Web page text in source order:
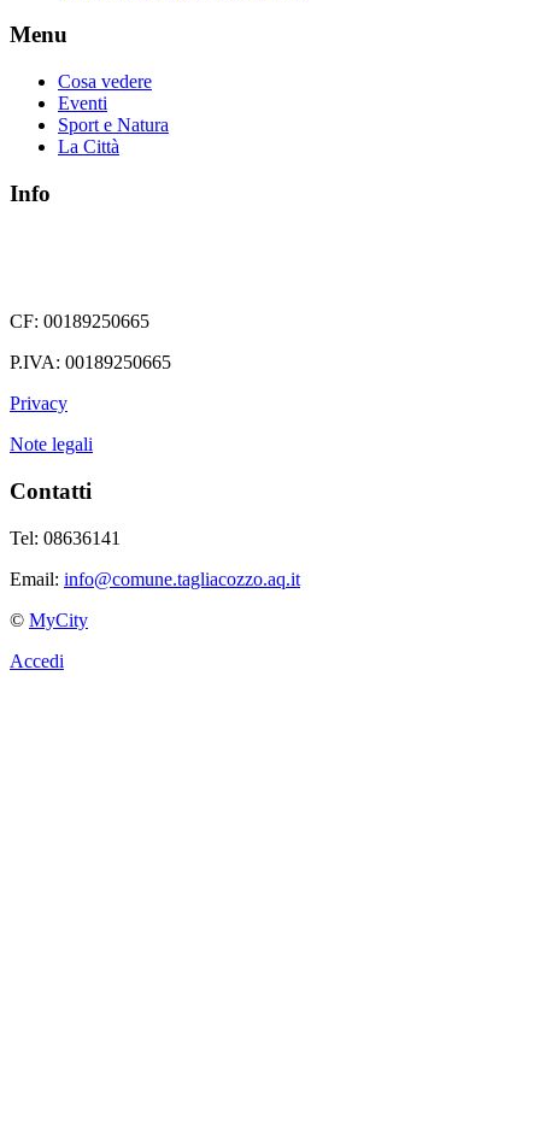
Menu
Cosa vedere
Eventi
Sport e Natura
La Città
Info
CF: 00189250665
P.IVA: 00189250665
Privacy
Note legali
Contatti
Tel: 08636141
Email: info@comune.tagliacozzo.aq.it
© MyCity
Accedi